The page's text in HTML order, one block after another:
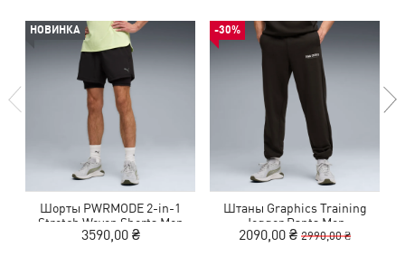
НОВИНКА
Шорты PWRMODE 2-in-1
Stretch Woven Shorts Men
3590,00 ₴
-30%
Штаны Graphics Training
Jogger Pants Men
2090,00 ₴ 2990,00 ₴